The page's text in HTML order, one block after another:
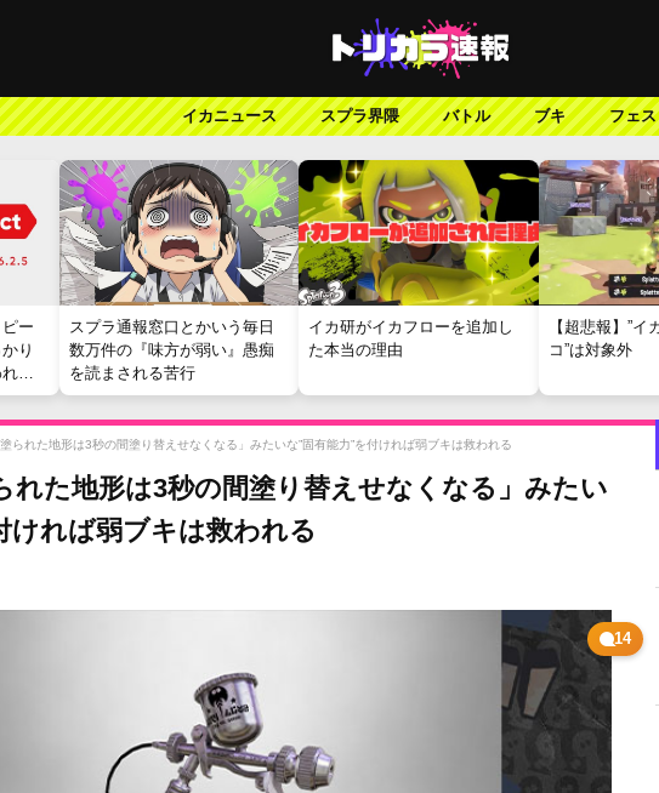
イカニュース スプラ界隈 バトル ブキ フェス
ー
り
て
スプラ通報窓口とかいう毎日
数万件の『味方が弱い』愚痴
を読まされる苦行
イカ研がイカフローを追加し
た本当の理由
【超悲報】”イ
コ”は対象外
られた地形は3秒の間塗り替えせなくなる」みたいな”固有能力”を付ければ弱ブキは救われる
れた地形は3秒の間塗り替えせなくなる」みたい
ければ弱ブキは救われる
14